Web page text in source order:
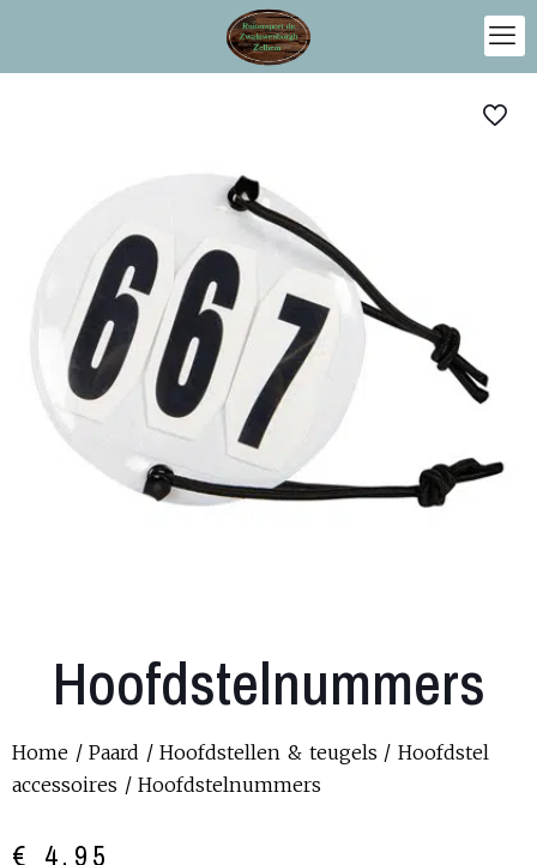
Hoofdstelnummers
Home /Paard /Hoofdstellen & teugels / Hoofdstel
accessoires / Hoofdstelnummers
€ 4,95